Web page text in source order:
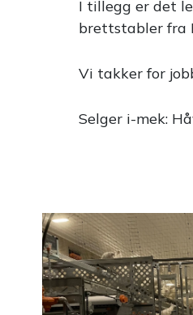
I tillegg er det
brettstabler fra
Vi takker for
Selger i-mek: